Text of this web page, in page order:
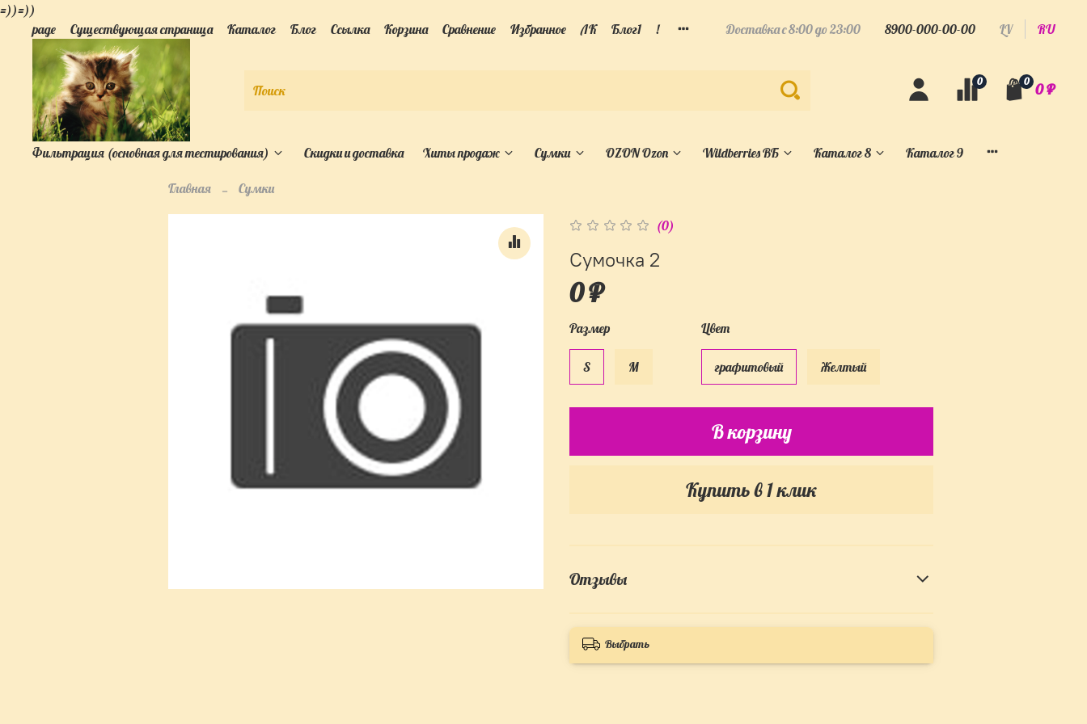
=))=))
page
Существующая страница Каталог Блог Ссылка Корзина Сравнение Избранное ЛК Блог1 ! Доставка с 8:00 до 23:00 8900-000-00-00 LV RU
0 0 0 ₽
Фильтрация (основная для тестирования) Скидки и доставка Хиты продаж Сумки OZON Ozon Wildberries ВБ Каталог 8 Каталог 9
Главная Сумки
(0)
Сумочка 2
0 ₽
В корзину
Купить в 1 клик
Размер
S M
Цвет
графитовый Желтый
Отзывы
Выбрать